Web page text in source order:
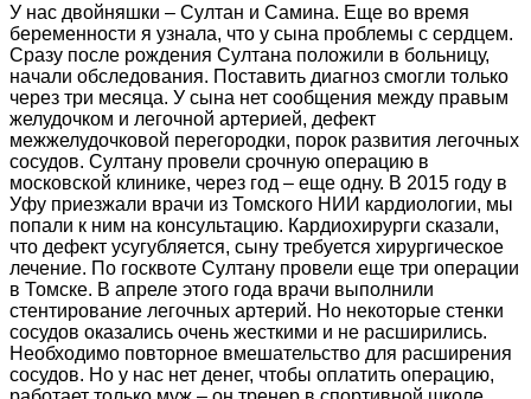
У нас двойняшки – Султан и Самина. Еще во время
беременности я узнала, что у сына проблемы с сердцем.
Сразу после рождения Султана положили в больницу,
начали обследования. Поставить диагноз смогли только
через три месяца. У сына нет сообщения между правым
желудочком и легочной артерией, дефект
межжелудочковой перегородки, порок развития легочных
сосудов. Султану провели срочную операцию в
московской клинике, через год – еще одну. В 2015 году в
Уфу приезжали врачи из Томского НИИ кардиологии, мы
попали к ним на консультацию. Кардиохирурги сказали,
что дефект усугубляется, сыну требуется хирургическое
лечение. По госквоте Султану провели еще три операции
в Томске. В апреле этого года врачи выполнили
стентирование легочных артерий. Но некоторые стенки
сосудов оказались очень жесткими и не расширились.
Необходимо повторное вмешательство для расширения
сосудов. Но у нас нет денег, чтобы оплатить операцию,